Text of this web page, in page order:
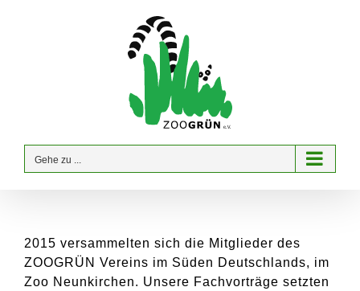
Gehe zu ...
2015 versammelten sich die Mitglieder des
ZOOGRÜN Vereins im Süden Deutschlands, im
Zoo Neunkirchen. Unsere Fachvorträge setzten